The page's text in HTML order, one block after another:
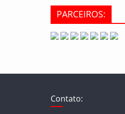
PARCEIROS:
Contato: